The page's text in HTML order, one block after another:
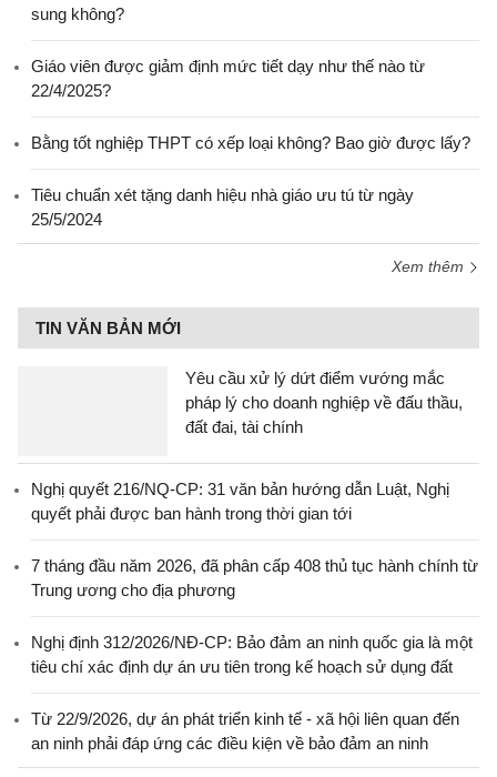
sung không?
Giáo viên được giảm định mức tiết dạy như thế nào từ
22/4/2025?
Bằng tốt nghiệp THPT có xếp loại không? Bao giờ được lấy?
Tiêu chuẩn xét tặng danh hiệu nhà giáo ưu tú từ ngày
25/5/2024
Xem thêm
TIN VĂN BẢN MỚI
Yêu cầu xử lý dứt điểm vướng mắc
pháp lý cho doanh nghiệp về đấu thầu,
đất đai, tài chính
Nghị quyết 216/NQ-CP: 31 văn bản hướng dẫn Luật, Nghị
quyết phải được ban hành trong thời gian tới
7 tháng đầu năm 2026, đã phân cấp 408 thủ tục hành chính từ
Trung ương cho địa phương
Nghị định 312/2026/NĐ-CP: Bảo đảm an ninh quốc gia là một
tiêu chí xác định dự án ưu tiên trong kế hoạch sử dụng đất
Từ 22/9/2026, dự án phát triển kinh tế - xã hội liên quan đến
an ninh phải đáp ứng các điều kiện về bảo đảm an ninh